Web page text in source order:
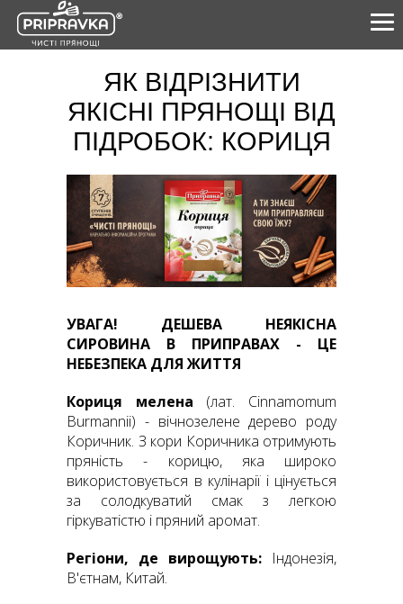
ПРОДУКТИ
КУЛІНАРНА АКАДЕМІЯ
ПРО НАС
ЧИСТІ ПРЯНОЩІ
ПАРТНЕРАМ
+38(057) 777-61-23
УКР ENG
ЯК ВІДРІЗНИТИ
ЯКІСНІ ПРЯНОЩІ ВІД
ПІДРОБОК: КОРИЦЯ
УВАГА! ДЕШЕВА НЕЯКІСНА
СИРОВИНА В ПРИПРАВАХ - ЦЕ
НЕБЕЗПЕКА ДЛЯ ЖИТТЯ
Кориця мелена (лат. Cinnamomum
Burmannii) - вічнозелене дерево роду
Коричник. З кори Коричника отримують
пряність - корицю, яка широко
використовується в кулінарії і цінується
за солодкуватий смак з легкою
гіркуватістю і пряний аромат.
Регіони, де вирощують: Індонезія,
В'єтнам, Китай.